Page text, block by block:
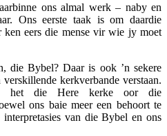
ons almal werk – naby en
Ons eerste taak is om daardie
ken eers die mense vir wie jy moet
die Bybel? Daar is ook ’n sekere
kerkverbande verstaan.
het die Here kerke oor die
ons baie meer een behoort te
van die Bybel en ons